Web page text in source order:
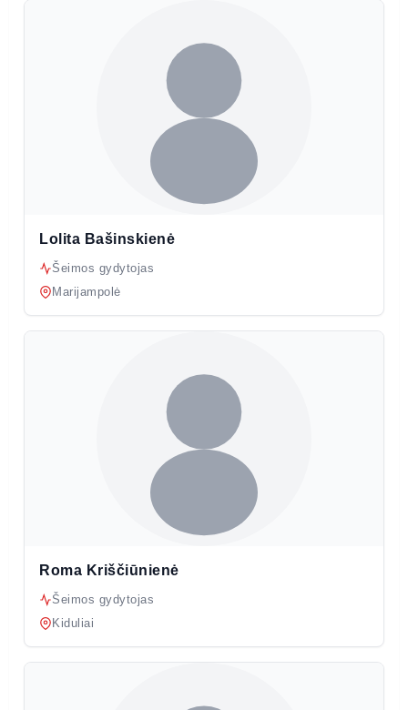
Lolita Bašinskienė
Šeimos gydytojas
Marijampolė
Roma Kriščiūnienė
Šeimos gydytojas
Kiduliai